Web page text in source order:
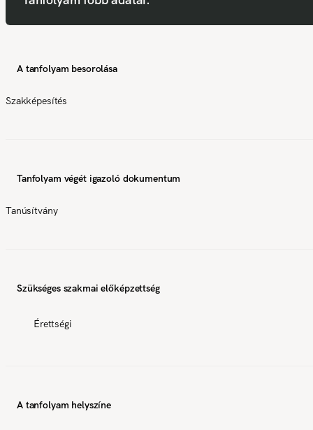
A tanfolyam besorolása
Szakképesítés
Tanfolyam végét igazoló dokumentum
Tanúsítvány
Szükséges szakmai előképzettség
Érettségi
A tanfolyam helyszíne